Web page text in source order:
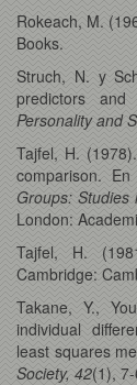
Rokeach, M.
Books.
Struch, N. y
predictors
Personality and
Tajfel, H.
comparison.
Groups: Studies
London:
Tajfel, H.
Cambridge:
Takane, Y.,
individual
least squares
Society, 42(1),